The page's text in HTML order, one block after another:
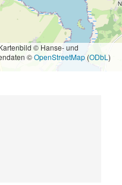
© Hanse- und
©OpenStreetMap(ODbL )